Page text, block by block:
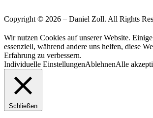
Copyright © 2026 – Daniel Zoll. All Rights
Wir nutzen Cookies auf unserer Website.
essenziell, während andere uns helfen, diese
Erfahrung zu verbessern.
Individuelle EinstellungenAblehnenAlle
Schließen